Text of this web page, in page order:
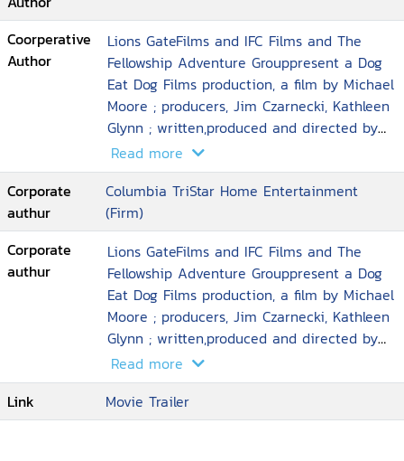
Coorperative
Author
Lions GateFilms and IFC Films and The
Fellowship Adventure Grouppresent a Dog
Eat Dog Films production, a film by Michael
Moore ; producers, Jim Czarnecki, Kathleen
Glynn ; written,produced and directed by
Michael Moore
Read more
Corporate
authur
Columbia TriStar Home Entertainment
(Firm)
Corporate
authur
Lions GateFilms and IFC Films and The
Fellowship Adventure Grouppresent a Dog
Eat Dog Films production, a film by Michael
Moore ; producers, Jim Czarnecki, Kathleen
Glynn ; written,produced and directed by
Michael Moore
Read more
Link
Movie Trailer